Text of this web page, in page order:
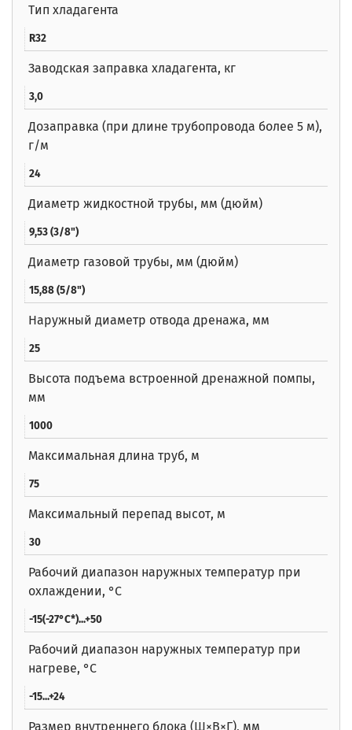
Тип хладагента
R32
Заводская заправка хладагента, кг
3,0
Дозаправка (при длине трубопровода более 5 м),
г/м
24
Диаметр жидкостной трубы, мм (дюйм)
9,53 (3/8")
Диаметр газовой трубы, мм (дюйм)
15,88 (5/8")
Наружный диаметр отвода дренажа, мм
25
Высота подъема встроенной дренажной помпы,
мм
1000
Максимальная длина труб, м
75
Максимальный перепад высот, м
30
Рабочий диапазон наружных температур при
охлаждении, °C
-15(-27°C*)...+50
Рабочий диапазон наружных температур при
нагреве, °C
-15...+24
Размер внутреннего блока (Ш×В×Г), мм